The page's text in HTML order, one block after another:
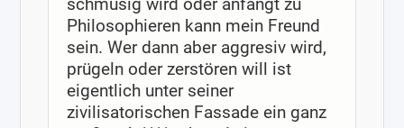
schmusig wird oder anfängt zu
Philosophieren kann mein Freund
sein. Wer dann aber aggresiv wird,
prügeln oder zerstören will ist
eigentlich unter seiner
zivilisatorischen Fassade ein ganz